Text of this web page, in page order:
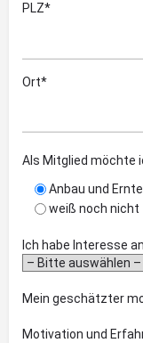
PLZ*
Ort*
Als Mitglied möchte
Anbau und Ernte
weiß noch nicht
Ich habe Interesse
Mein geschätzter
Motivation und